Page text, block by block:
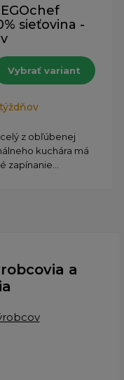
sieťovina -
Vybrať variant
z obľúbenej
kuchára má
a